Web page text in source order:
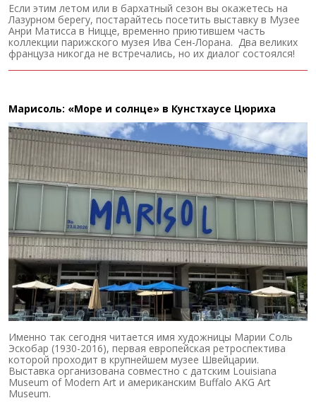
Если этим летом или в бархатный сезон вы окажетесь на
Лазурном берегу, постарайтесь посетить выставку в Музее
Анри Матисса в Ницце, временно приютившем часть
коллекции парижского музея Ива Сен-Лорана. Два великих
француза никогда не встречались, но их диалог состоялся!
Марисоль: «Море и солнце» в Кунстхаусе Цюриха
Именно так сегодня читается имя художницы Марии Соль
Эскобар (1930-2016), первая европейская ретроспектива
которой проходит в крупнейшем музее Швейцарии.
Выставка организована совместно с датским Louisiana
Museum of Modern Art и американским Buffalo AKG Art
Museum.